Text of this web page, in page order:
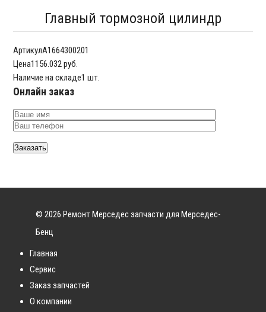
Главный тормозной цилиндр
АртикулA1664300201
Цена1156.032 руб.
Наличие на складе1 шт.
Онлайн заказ
© 2026 Ремонт Мерседес запчасти для Мерседес-
Бенц
Главная
Сервис
Заказ запчастей
О компании